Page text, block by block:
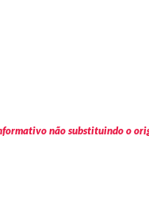
não substituindo o